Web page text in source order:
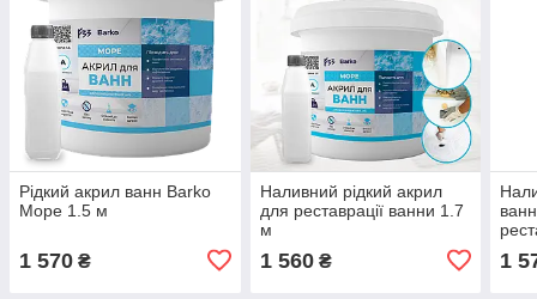
Рідкий акрил ванн Barko
Moре 1.5 м
1 570 ₴
Наливний рідкий акрил
для реставрації ванни 1.7
м
1 560₴ 1